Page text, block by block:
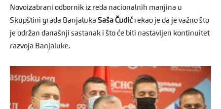
Novoizabrani odbornik iz reda nacionalnih manjina u
Skupštini grada Banjaluka Saša Čudić rekao je da je važno što
je održan današnji sastanak i što će biti nastavljen kontinuitet
razvoja Banjaluke.